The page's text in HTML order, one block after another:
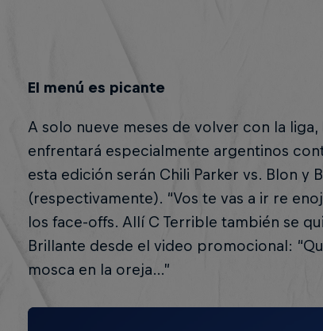
El menú es picante
A solo nueve meses de volver con la
enfrentará especialmente argentinos
esta edición serán Chili Parker vs. Blon y
(respectivamente). “Vos te vas a ir re
los face-offs. Allí C Terrible también se
Brillante desde el video promocional:
mosca en la oreja…”